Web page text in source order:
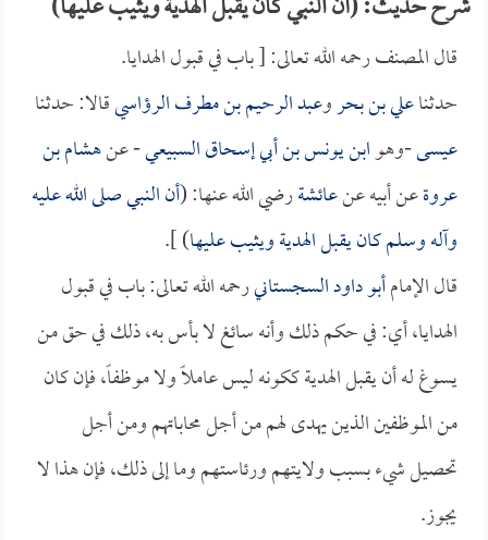
قال المصنف رحمه الله تعالى: [ باب في قبول الهدايا.
حدثناعلي بن بحروعبد الرحيم بن مطرف الرؤاسيقالا: حدثنا
عيسى-وهوابن يونس بن أبي إسحاق السبيعي- عنهشام بن
عروةعن أبيه عنعائشةرضي الله عنها: (أن النبي صلى الله عليه
وآله وسلم كان يقبل الهدية ويثيب عليها) ].
قال الإمامأبو داود السجستانيرحمه الله تعالى: باب في قبول
الهدايا، أي: في حكم ذلك وأنه سائغ لا بأس به، ذلك في حق من
يسوغ له أن يقبل الهدية ككونه ليس عاملاً ولا موظفاً، فإن كان
من الموظفين الذين يهدى لهم من أجل محاباتهم ومن أجل
تحصيل شيء بسبب ولايتهم ورئاستهم وما إلى ذلك، فإن هذا لا
يجوز.